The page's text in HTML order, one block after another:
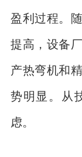
盈利过程。
提高，设备
产热弯机和
势明显。从
虑。